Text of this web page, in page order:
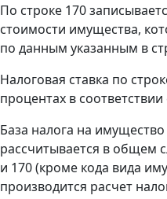
По строке 170
стоимости имущества,
по данным указанным в
Налоговая ставка по
процентах в
База налога на
рассчитывается в общем
и 170 (кроме кода вида
производится расчет